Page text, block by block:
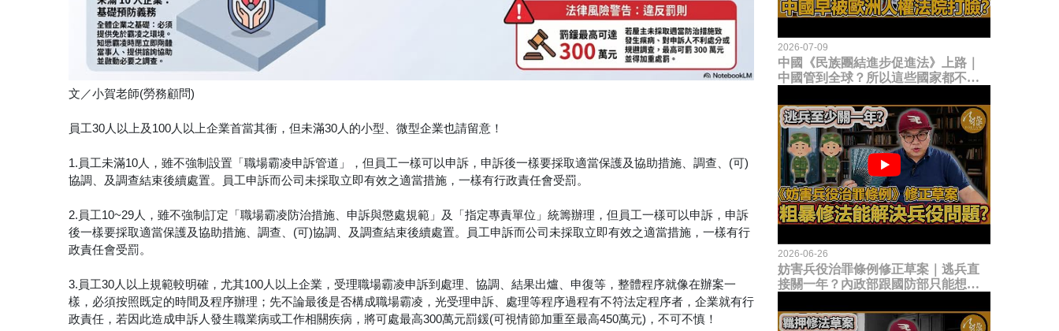
文／小賀老師(勞務顧問)
員工30人以上及100人以上企業首當其衝，但未滿30人的小型、微型企業也請留意！
1.員工未滿10人，雖不強制設置「職場霸凌申訴管道」，但員工一樣可以申訴，申訴後一樣要採取適當保護及協助措施、調查、(可)
協調、及調查結束後續處置。員工申訴而公司未採取立即有效之適當措施，一樣有行政責任會受罰。
2.員工10~29人，雖不強制訂定「職場霸凌防治措施、申訴與懲處規範」及「指定專責單位」統籌辦理，但員工一樣可以申訴，申訴
後一樣要採取適當保護及協助措施、調查、(可)協調、及調查結束後續處置。員工申訴而公司未採取立即有效之適當措施，一樣有行
政責任會受罰。
3.員工30人以上規範較明確，尤其100人以上企業，受理職場霸凌申訴到處理、協調、結果出爐、申復等，整體程序就像在辦案一
樣，必須按照既定的時間及程序辦理；先不論最後是否構成職場霸凌，光受理申訴、處理等程序過程有不符法定程序者，企業就有行
政責任，若因此造成申訴人發生職業病或工作相關疾病，將可處最高300萬元罰鍰(可視情節加重至最高450萬元)，不可不慎！
2026-07-09
中國《民族團結進步促進法》上路｜
中國管到全球？所以這些國家都不能
臉？
2026-06-26
妨害兵役治罪條例修正草案｜逃兵直
接關一年？內政部跟國防部只能想到
題？